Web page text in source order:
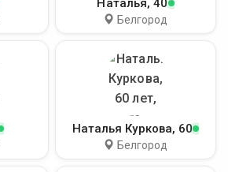
Наталья, 40
Белгород
Наталья Куркова, 60
Белгород